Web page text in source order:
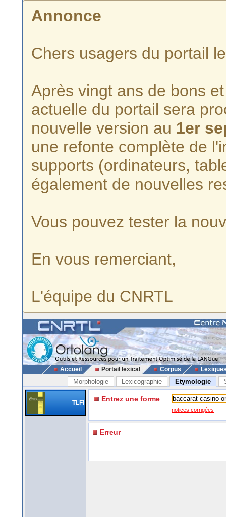
Annonce
Chers usagers du portail
Après vingt ans de bons
actuelle du portail sera
nouvelle version au 1er
une refonte complète de
supports (ordinateurs,
également de nouvelles
Vous pouvez tester la
En vous remerciant,
L'équipe du CNRTL
Accueil Portail lexical Corpus
Morphologie Lexicographie Etymologie
TLFi Entrez une forme
notices corrigées
Erreur